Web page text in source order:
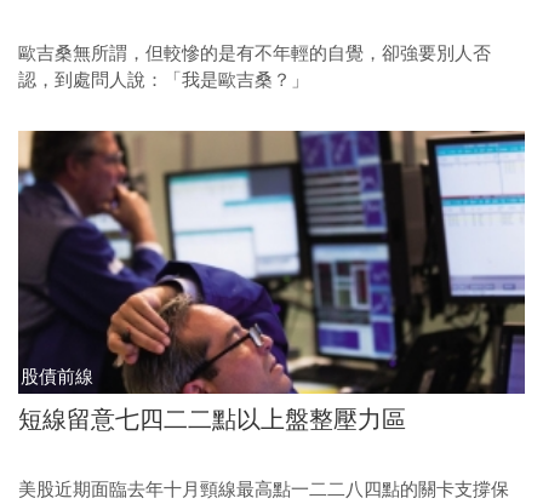
歐吉桑無所謂，但較慘的是有不年輕的自覺，卻強要別人否
認，到處問人說：「我是歐吉桑？」
股債前線
短線留意七四二二點以上盤整壓力區
美股近期面臨去年十月頸線最高點一二二八四點的關卡支撐保